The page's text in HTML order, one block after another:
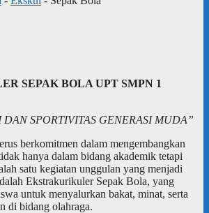
SEPAK BOLA UPT SMPN 1
DAN SPORTIVITAS GENERASI MUDA”
berkomitmen dalam mengembangkan
hanya dalam bidang akademik tetapi
satu kegiatan unggulan yang menjadi
Ekstrakurikuler Sepak Bola, yang
untuk menyalurkan bakat, minat, serta
di bidang olahraga.